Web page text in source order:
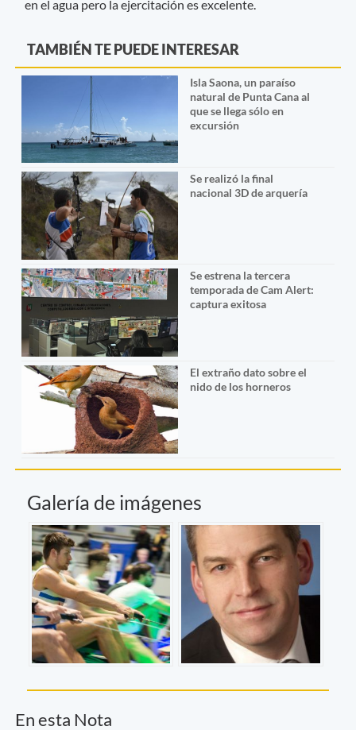
en el agua pero la ejercitación es excelente.
TAMBIÉN TE PUEDE INTERESAR
Isla Saona, un paraíso
natural de Punta Cana al
que se llega sólo en
excursión
Se realizó la final
nacional 3D de arquería
Se estrena la tercera
temporada de Cam Alert:
captura exitosa
El extraño dato sobre el
nido de los horneros
Galería de imágenes
En esta Nota